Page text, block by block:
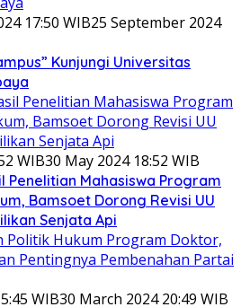
17:50 WIB25 September 2024
Kunjungi Universitas
WIB30 May 2024 18:52 WIB
Penelitian Mahasiswa Program
Bamsoet Dorong Revisi UU
Senjata Api
WIB30 March 2024 20:49 WIB